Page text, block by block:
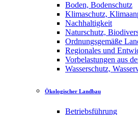
Boden, Bodenschutz
Klimaschutz,
Nachhaltigkeit
Naturschutz,
Ordnungsgemäße
Regionales und
Vorbelastungen aus
Wasserschutz,
Ökologischer Landbau
Betriebsführung